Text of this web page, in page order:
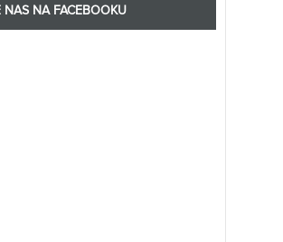
NAS NA FACEBOOKU